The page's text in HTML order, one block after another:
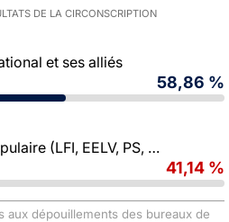
DE LA CIRCONSCRIPTION
et ses alliés
58,86 %
(LFI, EELV, PS, PCF)
41,14 %
aux dépouillements des bureaux de